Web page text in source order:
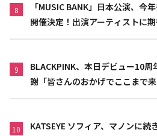
8
「MUSIC BANK」日本公演、今
開催決定！出演アーティストに
9
BLACKPINK、本日デビュー10
謝「皆さんのおかげでここまで来
10
KATSEYE ソフィア、マノンに